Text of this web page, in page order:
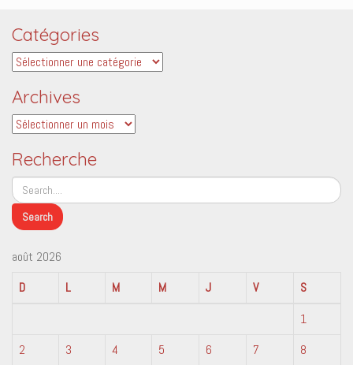
Catégories
Catégories
Archives
Archives
Recherche
août 2026
D
L M M J V
S
1
2
3 4 5 6 7
8